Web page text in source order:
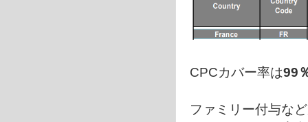
CPCカバー率は99
ファミリー付与な